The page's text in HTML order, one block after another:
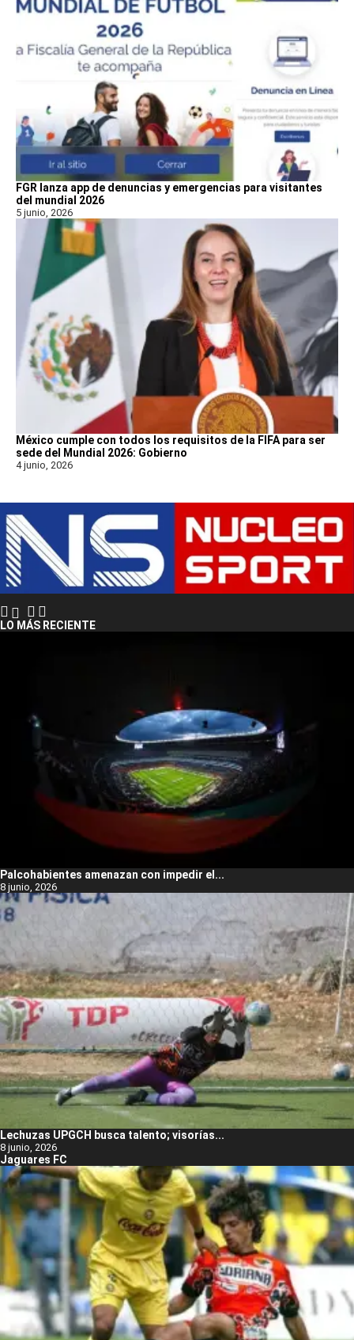
FGR lanza app de denuncias y emergencias para visitantes
del mundial 2026
5 junio, 2026
México cumple con todos los requisitos de la FIFA para ser
sede del Mundial 2026: Gobierno
4 junio, 2026
LO MÁS RECIENTE
Palcohabientes amenazan con impedir el...
8 junio, 2026
Lechuzas UPGCH busca talento; visorías...
8 junio, 2026
Jaguares FC